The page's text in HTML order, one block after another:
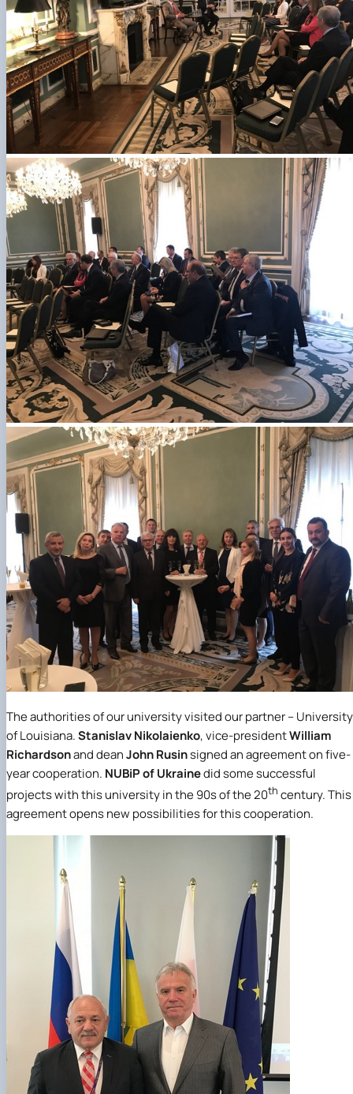
The authorities of our university visited our partner – University
of Louisiana.Stanislav Nikolaienko, vice-presidentWilliam
Richardsonand deanJohnRusinsigned an agreement on five-
year cooperation. NUBiP of Ukrainedid some successful
projects with this university in the 90s of the 20th century. This
agreement opens new possibilities for this cooperation.